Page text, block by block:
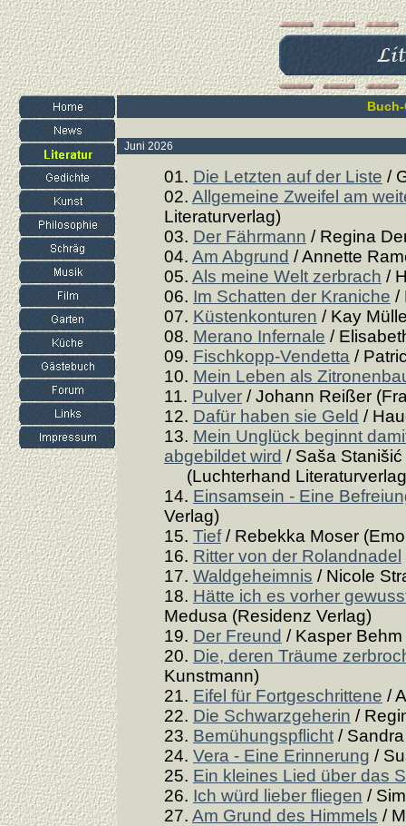
Juni 2026
01. Die Letzten auf der Liste /
02. Allgemeine Zweifel am
Literaturverlag)
03. Der Fährmann / Regina
04. Am Abgrund / Annette
05. Als meine Welt zerbrach /
06. Im Schatten der Kraniche /
07. Küstenkonturen / Kay
08. Merano Infernale /
09. Fischkopp-Vendetta /
10. Mein Leben als
11. Pulver / Johann Reißer
12. Dafür haben sie Geld /
13. Mein Unglück beginnt
abgebildet wird / Saša Stanišić
(Luchterhand
14. Einsamsein - Eine
Verlag)
15. Tief/ Rebekka Moser
16. Ritter von der Rolandnadel
17. Waldgeheimnis / Nicole
18. Hätte ich es vorher
Medusa (Residenz Verlag)
19. Der Freund / Kasper
20. Die, deren Träume
Kunstmann)
21. Eifel für Fortgeschrittene /
22. Die Schwarzgeherin /
23. Bemühungspflicht /
24. Vera - Eine Erinnerung /
25. Ein kleines Lied über das
26. Ich würd lieber fliegen /
27. Am Grund des Himmels /